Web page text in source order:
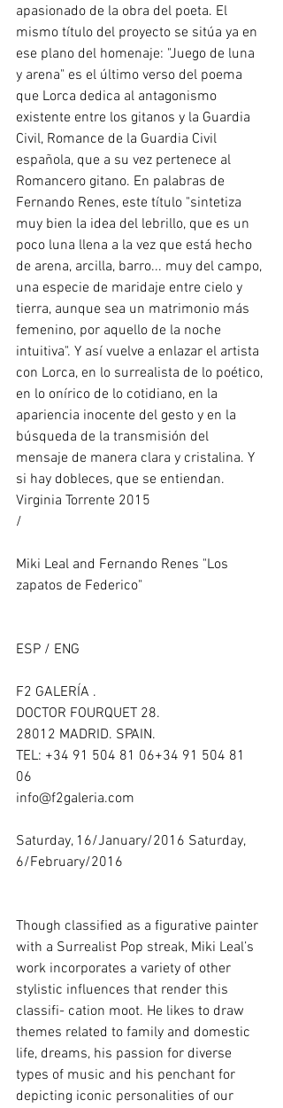
apasionado de la obra del poeta. El
mismo título del proyecto se sitúa ya en
ese plano del homenaje: "Juego de luna
y arena" es el último verso del poema
que Lorca dedica al antagonismo
existente entre los gitanos y la Guardia
Civil, Romance de la Guardia Civil
española, que a su vez pertenece al
Romancero gitano. En palabras de
Fernando Renes, este título "sintetiza
muy bien la idea del lebrillo, que es un
poco luna llena a la vez que está hecho
de arena, arcilla, barro... muy del campo,
una especie de maridaje entre cielo y
tierra, aunque sea un matrimonio más
femenino, por aquello de la noche
intuitiva". Y así vuelve a enlazar el artista
con Lorca, en lo surrealista de lo poético,
en lo onírico de lo cotidiano, en la
apariencia inocente del gesto y en la
búsqueda de la transmisión del
mensaje de manera clara y cristalina. Y
si hay dobleces, que se entiendan.
Virginia Torrente 2015
/
Miki Leal and Fernando Renes "Los
zapatos de Federico"
ESP / ENG
F2 GALERÍA .
DOCTOR FOURQUET 28.
28012 MADRID. SPAIN.
TEL: +34 91 504 81 06+34 91 504 81
06
info@f2galeria.com
Saturday, 16/January/2016 Saturday,
6/February/2016
Though classified as a figurative painter
with a Surrealist Pop streak, Miki Leal’s
work incorporates a variety of other
stylistic influences that render this
classifi- cation moot. He likes to draw
themes related to family and domestic
life, dreams, his passion for diverse
types of music and his penchant for
depicting iconic personalities of our